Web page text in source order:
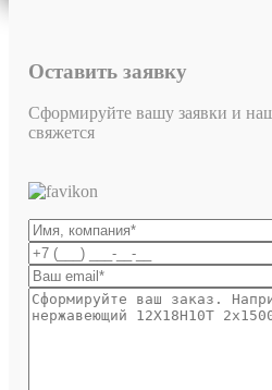
Оставить заявку
Сформируйте вашу заявки и
свяжется